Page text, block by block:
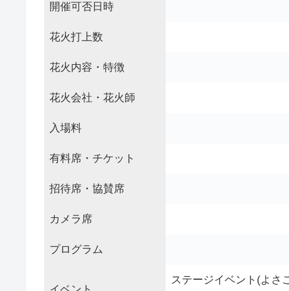
開催可否日時
花火打上数
花火内容・特徴
花火会社・花火師
入場料
有料席・チケット
招待席・協賛席
カメラ席
プログラム
ステージイベント(よさ